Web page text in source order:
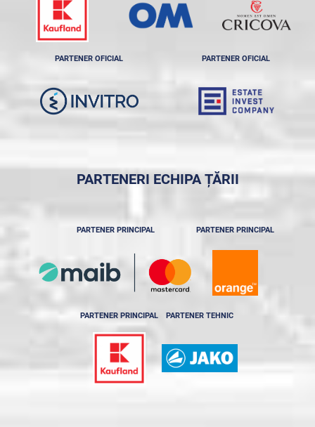
PARTENER OFICIAL PARTENER OFICIAL
PARTENERI ECHIPA ȚĂRII
PARTENER PRINCIPAL PARTENER PRINCIPAL
PARTENER PRINCIPAL PARTENER TEHNIC